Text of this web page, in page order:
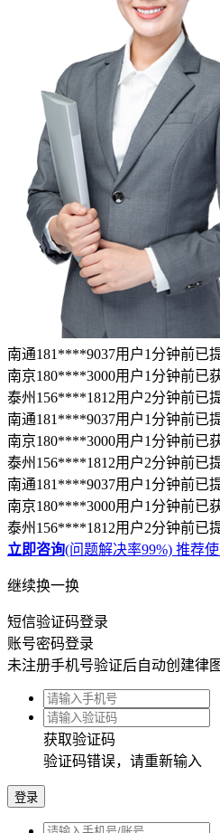
南通181****9037用户1分钟前已
南京180****3000用户1分钟前已
泰州156****1812用户2分钟前已
南通181****9037用户1分钟前已
南京180****3000用户1分钟前已
泰州156****1812用户2分钟前已
南通181****9037用户1分钟前已
南京180****3000用户1分钟前已
泰州156****1812用户2分钟前已
立即咨询 (问题解决率99%) 推荐使
继续换一换
短信验证码登录
账号密码登录
未注册手机号验证后自动创建律
获取验证码
验证码错误，请重新输入
登录
忘记密码
账号或密码错误，请重新输
登录
我已阅读并同意
《用户服务协议》《律图隐私政
法律风险自测隐私保护